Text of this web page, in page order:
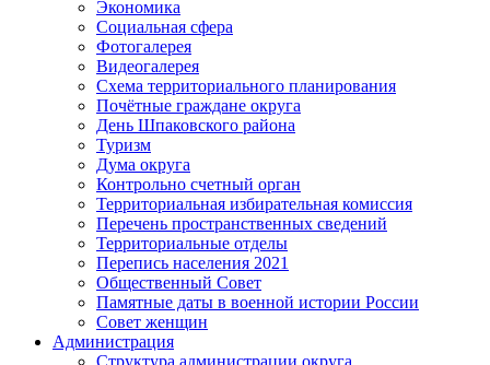
Экономика
Социальная сфера
Фотогалерея
Видеогалерея
Схема территориального планирования
Почётные граждане округа
День Шпаковского района
Туризм
Дума округа
Контрольно счетный орган
Территориальная избирательная комиссия
Перечень пространственных сведений
Территориальные отделы
Перепись населения 2021
Общественный Совет
Памятные даты в военной истории России
Совет женщин
Администрация